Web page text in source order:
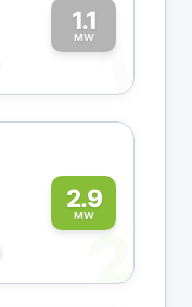
1.1
MW1
2.9
MW
2